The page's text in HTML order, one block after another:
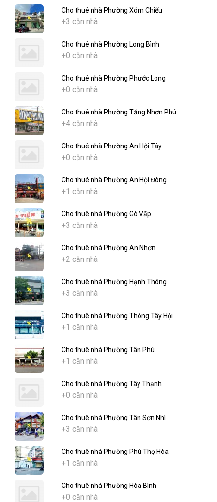
Cho thuê nhà Phường Xóm Chiếu
+3 căn nhà
Cho thuê nhà Phường Long Bình
+0 căn nhà
Cho thuê nhà Phường Phước Long
+0 căn nhà
Cho thuê nhà Phường Tăng Nhơn Phú
+4 căn nhà
Cho thuê nhà Phường An Hội Tây
+0 căn nhà
Cho thuê nhà Phường An Hội Đông
+1 căn nhà
Cho thuê nhà Phường Gò Vấp
+3 căn nhà
Cho thuê nhà Phường An Nhơn
+2 căn nhà
Cho thuê nhà Phường Hạnh Thông
+3 căn nhà
Cho thuê nhà Phường Thông Tây Hội
+1 căn nhà
Cho thuê nhà Phường Tân Phú
+1 căn nhà
Cho thuê nhà Phường Tây Thạnh
+0 căn nhà
Cho thuê nhà Phường Tân Sơn Nhì
+3 căn nhà
Cho thuê nhà Phường Phú Thọ Hòa
+1 căn nhà
Cho thuê nhà Phường Hòa Bình
+0 căn nhà